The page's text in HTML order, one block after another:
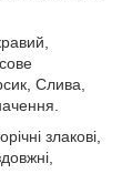
Слива,
злакові,